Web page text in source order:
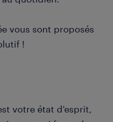
vous sont proposés
!
votre état d'esprit,